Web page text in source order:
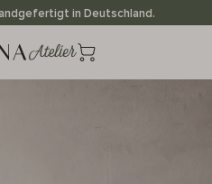
in Deutschland.